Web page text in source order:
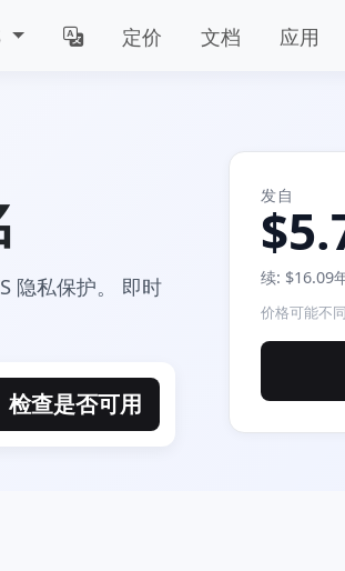
定价 文档 应用
隐私保护。 即时
检查是否可用
发自
续: $16.09
价格可能不